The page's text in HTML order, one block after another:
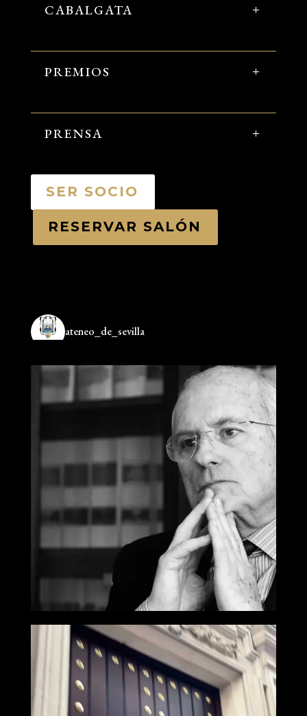
CABALGATA
PREMIOS
PRENSA
SER SOCIO
RESERVAR SALÓN
ateneo_de_sevilla